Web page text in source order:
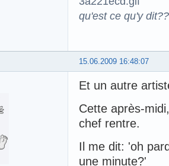
qu'est ce qu'y
15.06.2009 16:48:07
Et un autre
Cette après-
chef rentre.
Il me dit: 'oh
une minute?'